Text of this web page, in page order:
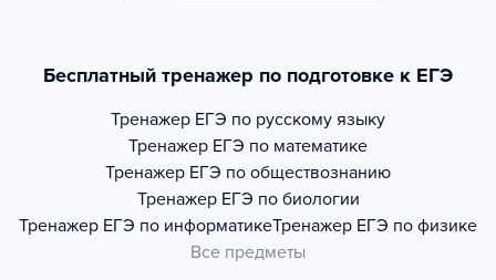
Бесплатный тренажер по подготовке к ЕГЭ
Тренажер ЕГЭ по русскому языку
Тренажер ЕГЭ по математике
Тренажер ЕГЭ по обществознанию
Тренажер ЕГЭ по биологии
Тренажер ЕГЭ по информатикеТренажер ЕГЭ по физике
Все предметы